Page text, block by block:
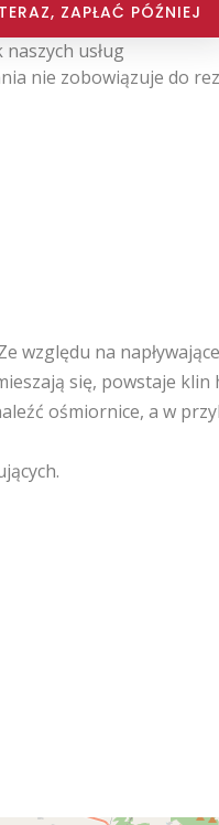
ZAPŁAĆ PÓŹNIEJ
naszych usług
nie zobowiązuje do
względu na
się, powstaje klin
ośmiornice, a w